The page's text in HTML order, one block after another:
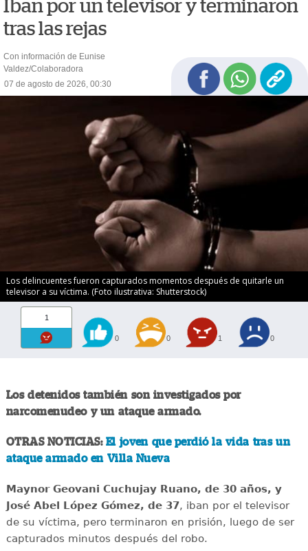
Iban por un televisor y terminaron
tras las rejas
Con información de Eunise
Valdez/Colaboradora
07 de agosto de 2026, 00:30
Los delincuentes fueron capturados momentos después de quitarle un
televisor a su víctima. (Foto ilustrativa: Shutterstock)
1
0 0 1 0
Los detenidos también son investigados por
narcomenudeo y un ataque armado.
OTRAS NOTICIAS: El joven que perdió la vida tras un
ataque armado en Villa Nueva
Maynor Geovani Cuchujay Ruano, de 30 años, y
José Abel López Gómez, de 37, iban por el televisor
de su víctima, pero terminaron en prisión, luego de ser
capturados minutos después del robo.